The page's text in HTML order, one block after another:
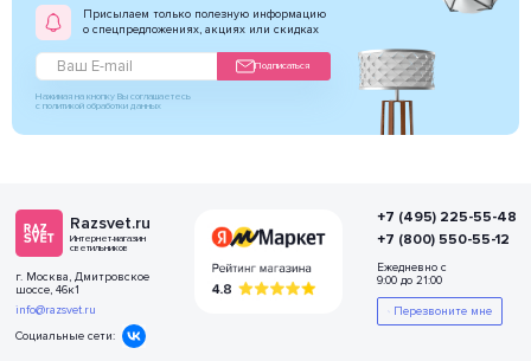
Присылаем только полезную информацию
о спецпредложениях, акциях или скидках
Подписаться
Нажимая на кнопку Вы соглашаетесь
с политикой обработки данных
Razsvet.ru
Интернет-магазин
светильников
г. Москва, Дмитровское
шоссе, 46к1
info@razsvet.ru
Социальные сети:
+7 (495) 225-55-48
+7 (800) 550-55-12
Ежедневно с
9:00 до 21:00
Перезвоните мне